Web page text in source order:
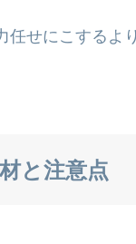
せにこするよ
と注意点